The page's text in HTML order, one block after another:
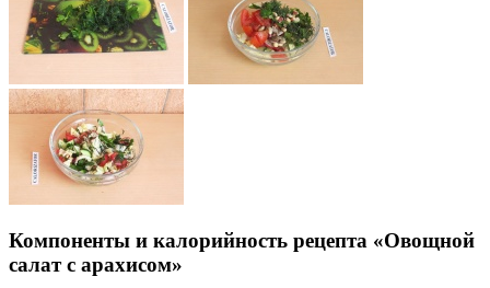
Компоненты и калорийность рецепта «Овощной
салат с арахисом»